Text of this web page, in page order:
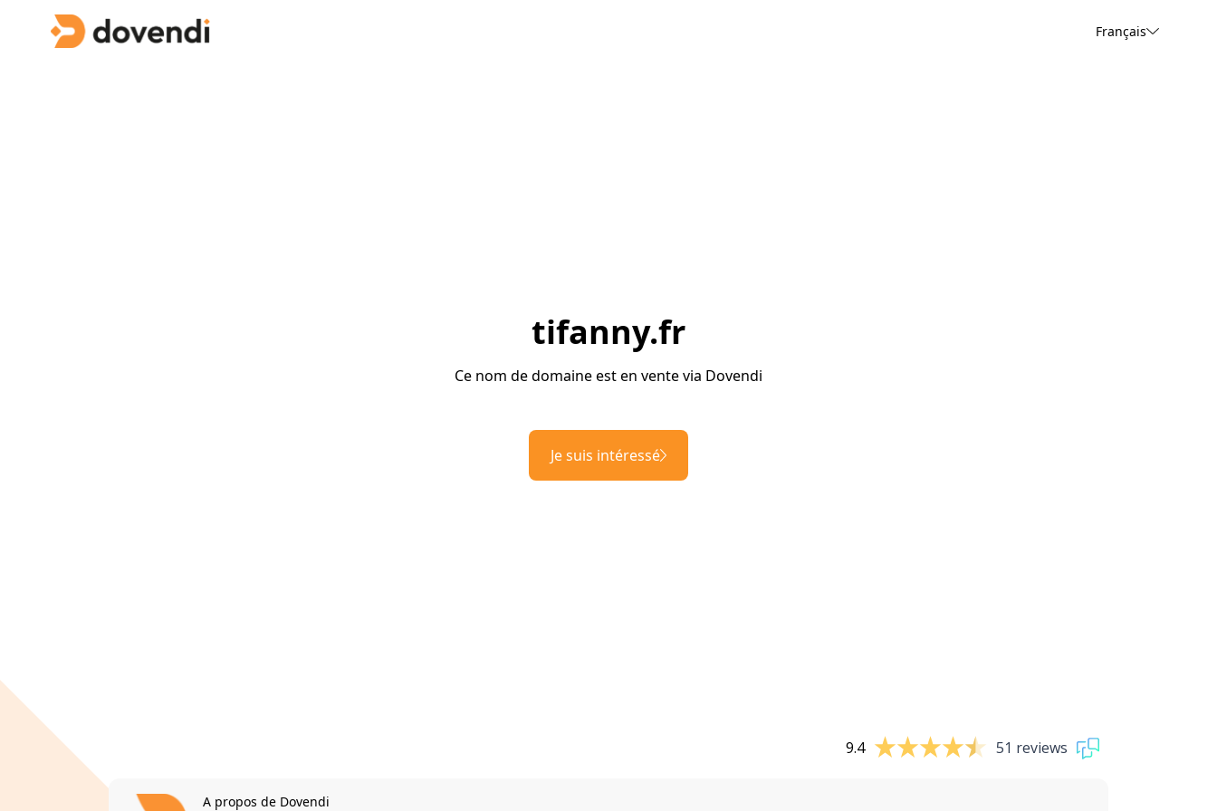
Français
tifanny.fr
Ce nom de domaine est en vente via Dovendi
Je suis intéressé
9.4 51 reviews
A propos de Dovendi